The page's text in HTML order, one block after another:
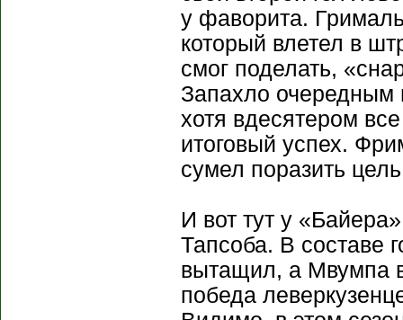
у фаворита.
который влетел в
смог поделать,
Запахло очередным
хотя вдесятером
итоговый успех.
сумел поразить
И вот тут у
Тапсоба. В составе
вытащил, а Мвумпа
победа